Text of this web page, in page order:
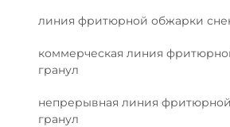
линия фритюрной обжарки
коммерческая линия
гранул
непрерывная линия
гранул